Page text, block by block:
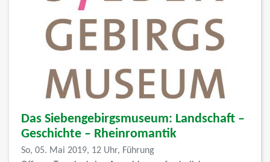
Das Siebengebirgsmuseum: Landschaft –
Geschichte – Rheinromantik
So, 05. Mai 2019, 12 Uhr, Führung